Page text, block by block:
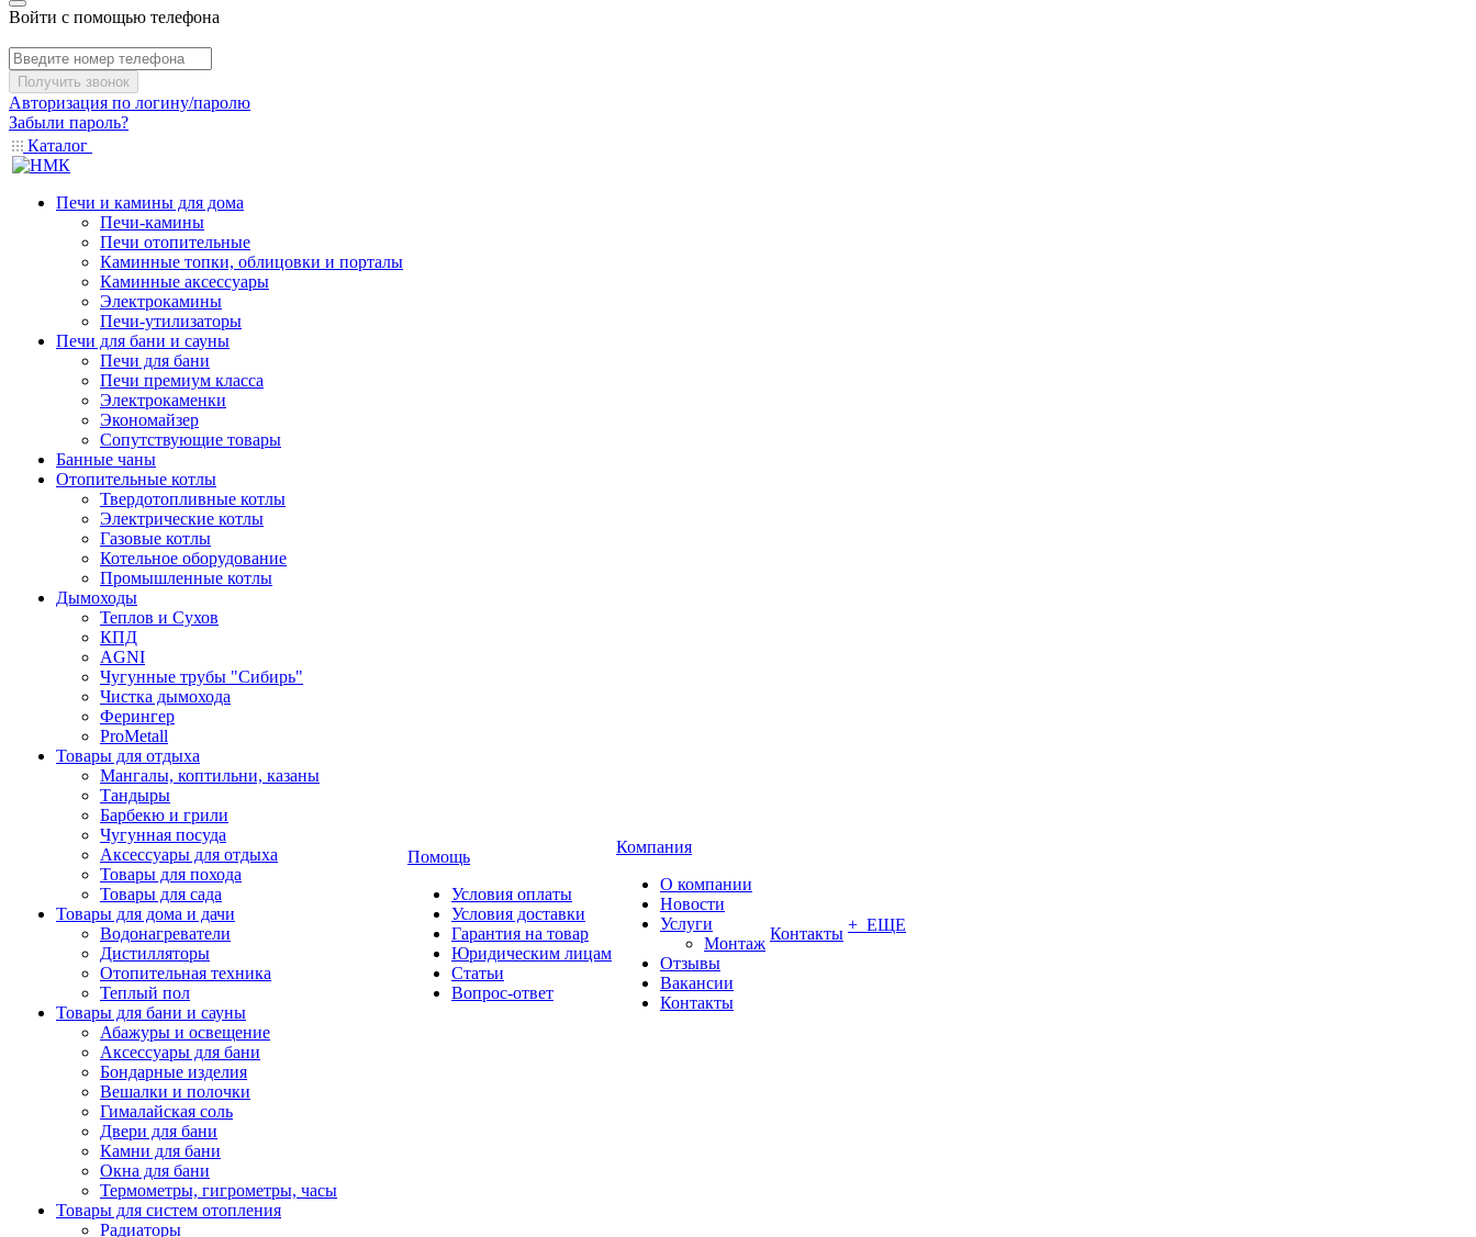
Войти с помощью телефона
Получить звонок
Авторизация по логину/паролю
Забыли пароль?
Каталог
Печи и камины для дома
Печи-камины
Печи отопительные
Каминные топки, облицовки и порталы
Каминные аксессуары
Электрокамины
Печи-утилизаторы
Печи для бани и сауны
Печи для бани
Печи премиум класса
Электрокаменки
Экономайзер
Сопутствующие товары
Банные чаны
Отопительные котлы
Твердотопливные котлы
Электрические котлы
Газовые котлы
Котельное оборудование
Промышленные котлы
Дымоходы
Теплов и Сухов
КПД
AGNI
Чугунные трубы "Сибирь"
Чистка дымохода
Ферингер
ProMetall
Товары для отдыха
Мангалы, коптильни, казаны
Тандыры
Барбекю и грили
Чугунная посуда
Аксессуары для отдыха
Товары для похода
Товары для сада
Товары для дома и дачи
Водонагреватели
Дистилляторы
Отопительная техника
Теплый пол
Товары для бани и сауны
Абажуры и освещение
Аксессуары для бани
Бондарные изделия
Вешалки и полочки
Гималайская соль
Двери для бани
Камни для бани
Окна для бани
Термометры, гигрометры, часы
Товары для систем отопления
Радиаторы
Помощь
Условия оплаты
Условия доставки
Гарантия на товар
Юридическим лицам
Статьи
Вопрос-ответ
Компания
О компании
Новости
Услуги
Монтаж
Отзывы
Вакансии
Контакты
Контакты + ЕЩЕ